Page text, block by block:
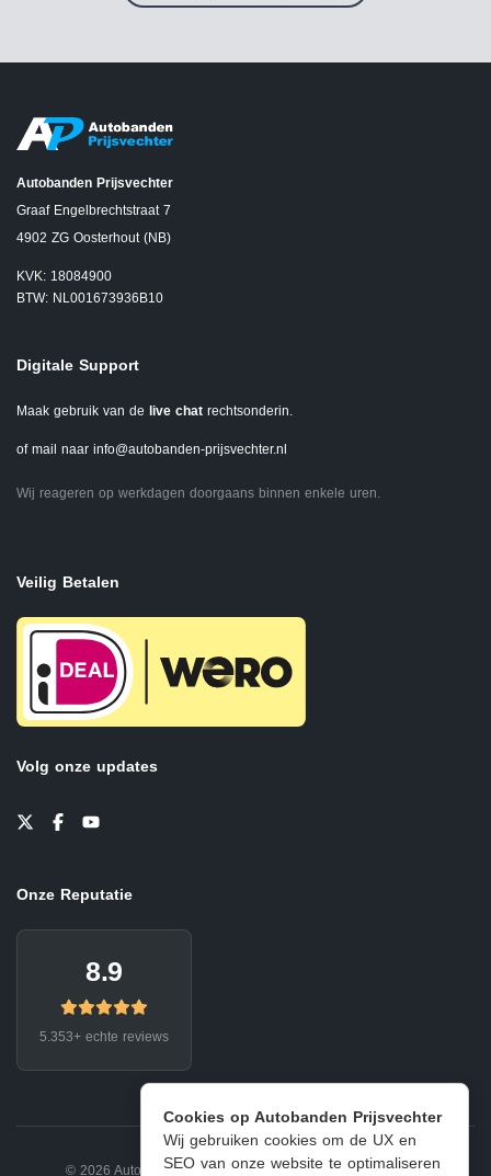
Cookies op Autobanden Prijsvechter
Wij gebruiken cookies om de UX en
SEO van onze website te optimaliseren
Autobanden Prijsvechter
Graaf Engelbrechtstraat 7
4902 ZG Oosterhout (NB)
KVK: 18084900
BTW: NL001673936B10
Digitale Support
Maak gebruik van de live chat rechtsonderin.
of mail naar info@autobanden-prijsvechter.nl
Wij reageren op werkdagen doorgaans binnen enkele uren.
Veilig Betalen
Volg onze updates
Onze Reputatie
8.9
5.353+ echte reviews
© 2026 Autobanden Prijsvechter. Privacy | Voorwaarden